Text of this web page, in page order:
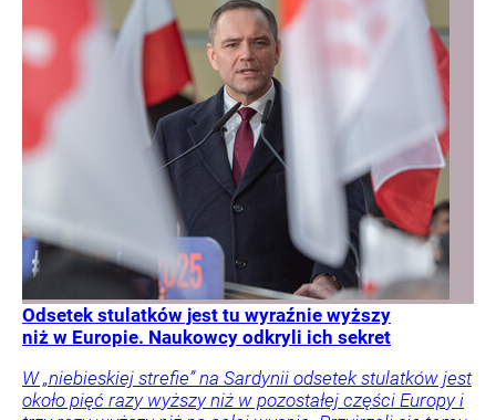
Odsetek stulatków jest tu wyraźnie wyższy
niż w Europie. Naukowcy odkryli ich sekret
W „niebieskiej strefie” na Sardynii odsetek stulatków jest
około pięć razy wyższy niż w pozostałej części Europy i